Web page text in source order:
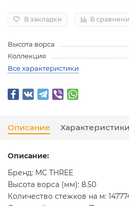
В закладки В
Высота ворса
Коллекция
Все характеристики
Описание Характеристики
Описание:
Бренд: MC THREE
Высота ворса (мм): 8.50
Количество стежков на м: